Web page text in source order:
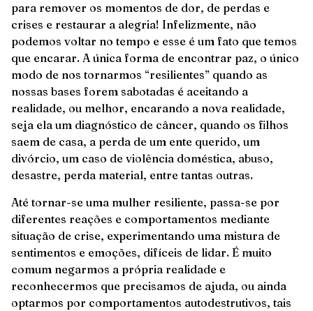
para remover os momentos de dor, de perdas e
crises e restaurar a alegria! Infelizmente, não
podemos voltar no tempo e esse é um fato que temos
que encarar. A única forma de encontrar paz, o único
modo de nos tornarmos “resilientes” quando as
nossas bases forem sabotadas é aceitando a
realidade, ou melhor, encarando a nova realidade,
seja ela um diagnóstico de câncer, quando os filhos
saem de casa, a perda de um ente querido, um
divórcio, um caso de violência doméstica, abuso,
desastre, perda material, entre tantas outras.
Até tornar-se uma mulher resiliente, passa-se por
diferentes reações e comportamentos mediante
situação de crise, experimentando uma mistura de
sentimentos e emoções, difíceis de lidar. É muito
comum negarmos a própria realidade e
reconhecermos que precisamos de ajuda, ou ainda
optarmos por comportamentos autodestrutivos, tais